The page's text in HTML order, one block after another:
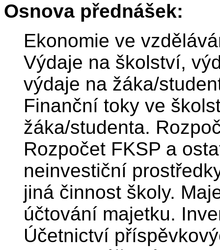
Osnova přednášek:
Ekonomie ve
Výdaje na školství,
výdaje na žáka/
Finanční toky ve
žáka/studenta.
Rozpočet FKSP a
neinvestiční
jiná činnost školy.
účtování majetku.
Účetnictví